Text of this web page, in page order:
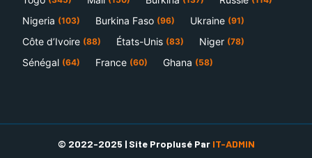
Nigeria (103) Burkina Faso (96) Ukraine (91)
Côte d’Ivoire (88) États-Unis (83) Niger (78)
Sénégal (64) France (60) Ghana (58)
© 2022-2025 | Site Proplusé Par IT-ADMIN